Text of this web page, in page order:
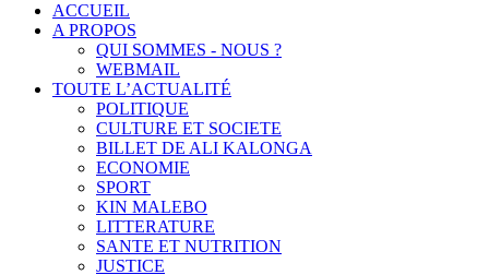
ACCUEIL
A PROPOS
QUI SOMMES - NOUS ?
WEBMAIL
TOUTE L’ACTUALITÉ
POLITIQUE
CULTURE ET SOCIETE
BILLET DE ALI KALONGA
ECONOMIE
SPORT
KIN MALEBO
LITTERATURE
SANTE ET NUTRITION
JUSTICE